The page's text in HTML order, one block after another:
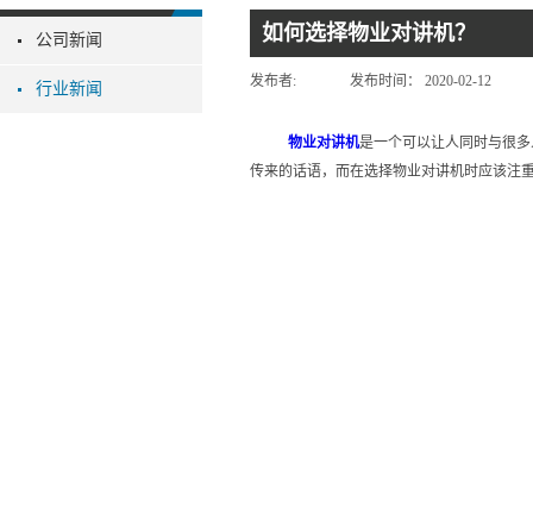
公司新闻
行业新闻
如何选择物业对讲机？
发布者: 发布时间： 2020-02-12
物业对讲机是一个可以让人同时与很
传来的话语，而在选择物业对讲机时应该注